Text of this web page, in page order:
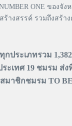
ONE ของจัง
งสรรค์ รวมถึงสร้าง
ประเภทรวม
ะเทศ 19 ชมรม ส่
มาชิกชมรม TO